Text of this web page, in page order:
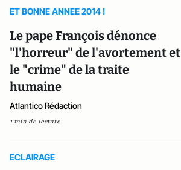
ET BONNE ANNEE 2014 !
Le pape François dénonce
"l'horreur" de l'avortement et
le "crime" de la traite
humaine
Atlantico Rédaction
1 min de lecture
ECLAIRAGE